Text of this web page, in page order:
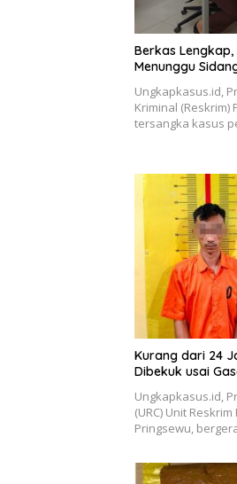
Berkas Lengkap,
Menunggu
Ungkapkasus.id,
Kriminal
tersangka kasus
Kurang dari 24
Dibekuk usai
Ungkapkasus.id,
(URC) Unit
Pringsewu,